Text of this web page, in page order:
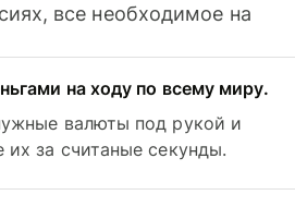
все необходимое на
на ходу по всему миру.
валюты под рукой и
их за считаные секунды.